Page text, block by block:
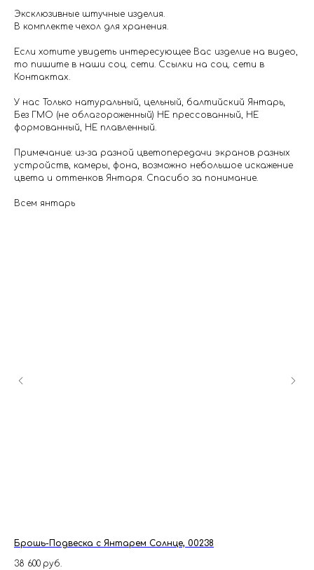
Эксклюзивные штучные изделия.
В комплекте чехол для хранения.
Если хотите увидеть интересующее Вас изделие на видео,
то пишите в наши соц. сети. Ссылки на соц. сети в
Контактах.
У нас Только натуральный, цельный, балтийский Янтарь,
Без ГМО (не облагороженный) НЕ прессованный, НЕ
формованный, НЕ плавленный.
Примечание: из-за разной цветопередачи экранов разных
устройств, камеры, фона, возможно небольшое искажение
цвета и оттенков Янтаря. Спасибо за понимание.
Всем янтарь
Брошь-Подвеска с Янтарем Солнце, 00238
38 600 руб.